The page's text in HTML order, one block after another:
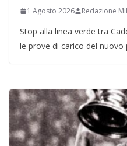
1 Agosto 2026 Redazione
Stop alla linea verde tra
le prove di carico del nuovo